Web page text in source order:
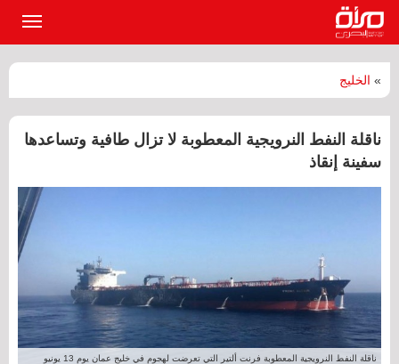
» الخليج
ناقلة النفط النرويجية المعطوبة لا تزال طافية وتساعدها
سفينة إنقاذ
ناقلة النفط النرويجية المعطوبة فرنت ألتير التي تعرضت لهجوم في خليج عمان يوم 13 يونيو